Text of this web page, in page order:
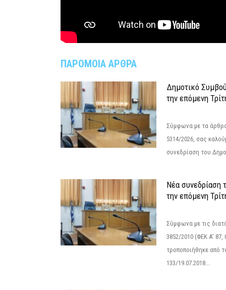
ΠΑΡΟΜΟΙΑ ΑΡΘΡΑ
Δημοτικό
την επόμενη
Σύμφωνα με τα
5314/2026, σας
συνεδρίαση του
Νέα συνεδρίαση
την επόμενη
Σύμφωνα με τις
3852/2010 (ΦΕΚ Α’ 87,
τροποποιήθηκε από
133/19.07.2018...